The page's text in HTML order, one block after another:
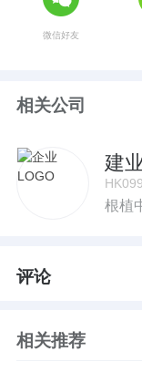
微信好友
相关公司
建
根植
评论
相关推荐